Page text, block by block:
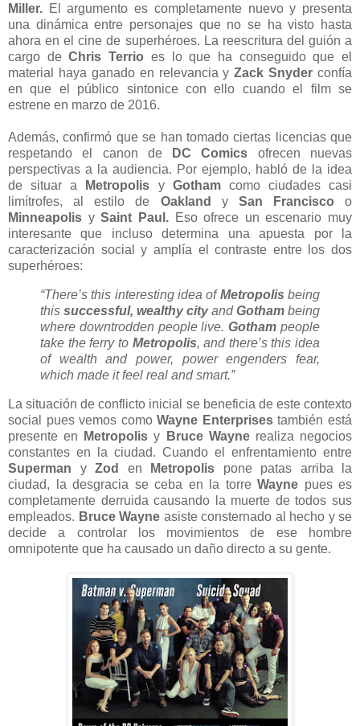
Miller. El argumento es completamente nuevo y presenta
una dinámica entre personajes que no se ha visto hasta
ahora en el cine de superhéroes. La reescritura del guión a
cargo deChris Terrio es lo que ha conseguido que el
material haya ganado en relevancia yZack Snyder confía
en que el público sintonice con ello cuando el film se
estrene en marzo de 2016.
Además, confirmó que se han tomado ciertas licencias que
respetando el canon de
DC Comics ofrecen nuevas
perspectivas a la audiencia. Por ejemplo, habló de la idea
de situar a
Metropolis y Gothamcomo ciudades casi
limítrofes, al estilo de Oakland y San Francisco o
Minneapolis ySaint Paul.Eso ofrece un escenario muy
interesante que incluso determina una apuesta por la
caracterización social y amplía el contraste entre los dos
superhéroes:
“There’s this interesting idea ofMetropolis being
this successful, wealthy cityandGotham being
where downtrodden peoplelive.Gotham people
take the ferry to Metropolis, and there’s this idea
of wealth and power, power engenders fear,
which made it feel real and smart.”
La situación de conflicto inicial se beneficia de este contexto
social pues vemos comoWayne Enterprisestambién está
presente en
Metropolis y Bruce Waynerealiza negocios
constantes en la ciudad. Cuando el enfrentamiento entre
Superman y Zod en Metropolis pone patas arriba la
ciudad, la desgracia se ceba en la torre Wayne pues es
completamente derruida causando la muerte de todos sus
empleados. Bruce Wayne asiste consternado al hecho y se
decide a controlar los movimientos de ese hombre
omnipotente que ha causado un daño directo a su gente.